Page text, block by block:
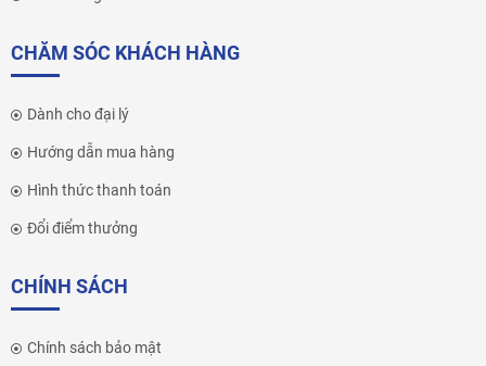
CHĂM SÓC KHÁCH HÀNG
Dành cho đại lý
Hướng dẫn mua hàng
Hình thức thanh toán
Đổi điểm thưởng
CHÍNH SÁCH
Chính sách bảo mật